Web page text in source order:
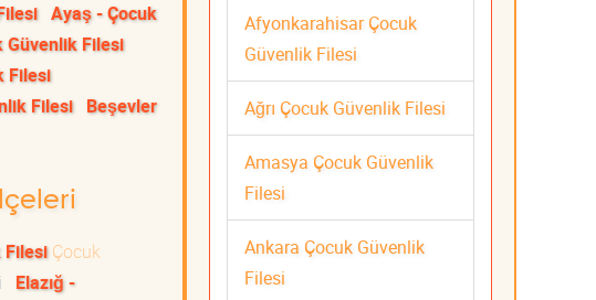
Ayaş - Çocuk
Güvenlik Filesi
Filesi
Filesi Beşevler
FilesiÇocuk
Elazığ -
Afyonkarahisar Çocuk
Güvenlik Filesi
Ağrı Çocuk Güvenlik Filesi
Amasya Çocuk Güvenlik
Filesi
Ankara Çocuk Güvenlik
Filesi